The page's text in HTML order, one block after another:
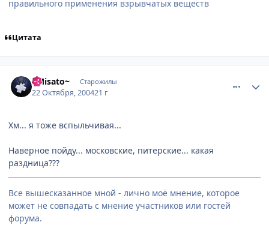
правильного применения взрывчатых веществ
Цитата
~Misato~ Старожилы
22 Октября, 200421 г
Хм... я тоже вспыльчивая...
Наверное пойду... московские, питерские... какая
раздница???
Все вышесказанное мной - лично моё мнение, которое
может не совпадать с мнение участников или гостей
форума.